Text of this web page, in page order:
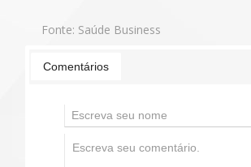
Fonte: Saúde Business
Comentários